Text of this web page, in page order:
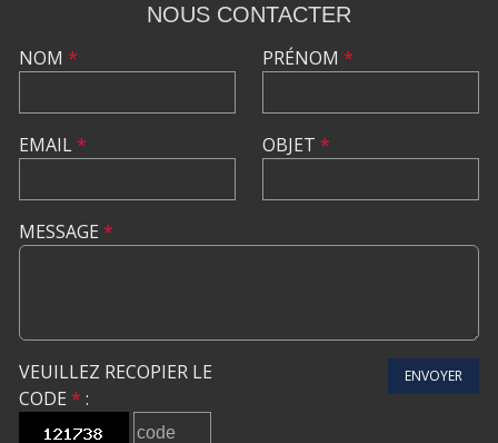
NOUS CONTACTER
NOM *
EMAIL*
PRÉNOM *
OBJET *
MESSAGE *
VEUILLEZ RECOPIER LE
CODE * :
ENVOYER